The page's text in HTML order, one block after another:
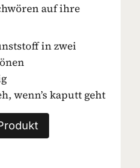
auf ihre
in zwei
wenn’s kaputt geht